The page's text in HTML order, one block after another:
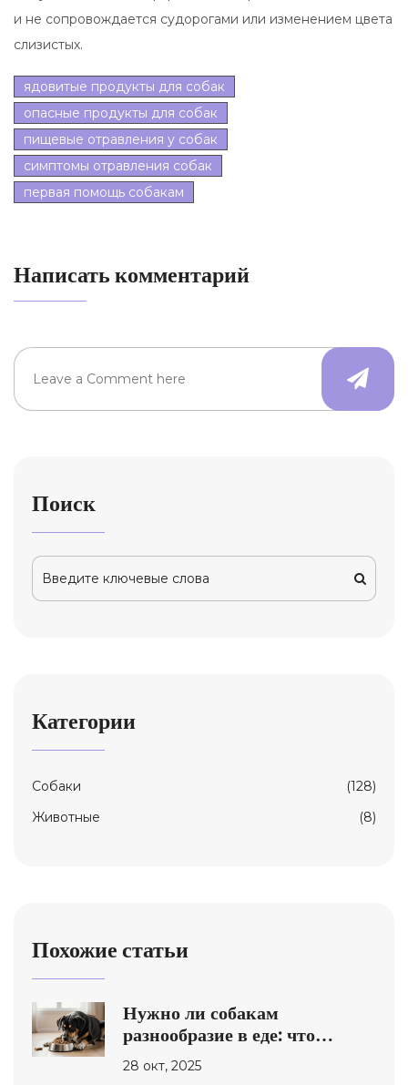
и не сопровождается судорогами или изменением цвета
слизистых.
ядовитые продукты для собак
опасные продукты для собак
пищевые отравления у собак
симптомы отравления собак
первая помощь собакам
Написать комментарий
Поиск
Категории
Собаки
(128)
Животные
(8)
Похожие статьи
Нужно ли собакам
разнообразие в еде: что
реально полезно, а что вредно
28 окт, 2025